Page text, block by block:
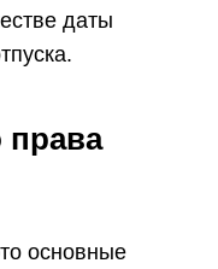
даты
права
основные